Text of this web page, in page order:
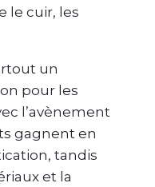
le cuir, les
un
pour les
l’avènement
gagnent en
tandis
et la